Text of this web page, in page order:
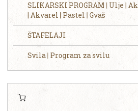
SLIKARSKI PROGRAM | Ulje |
| Akvarel | Pastel | Gvaš
ŠTAFELAJI
Svila | Program za svilu